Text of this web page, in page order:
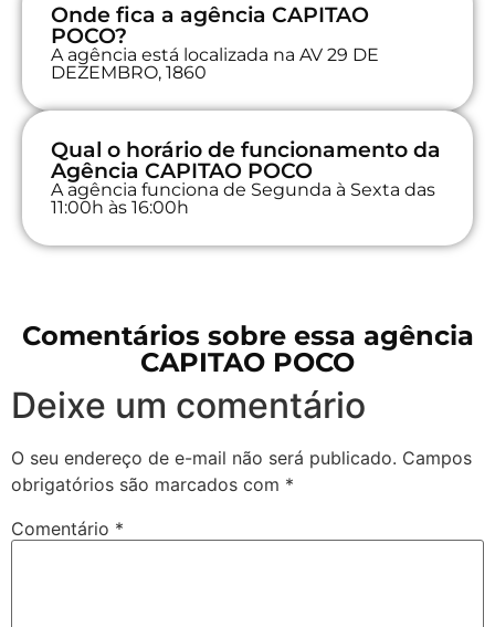
Onde fica a agência CAPITAO
POCO?
A agência está localizada na AV 29 DE
DEZEMBRO, 1860
Qual o horário de funcionamento da
Agência CAPITAO POCO
A agência funciona de Segunda à Sexta das
11:00h às 16:00h
Comentários sobre essa agência
CAPITAO POCO
Deixe um comentário
O seu endereço de e-mail não será publicado. Campos
obrigatórios são marcados com *
Comentário *